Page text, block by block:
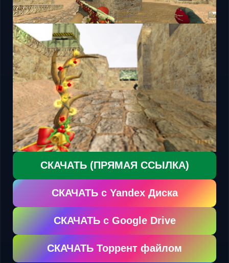
СКАЧАТЬ (ПРЯМАЯ ССЫЛКА)
СКАЧАТЬ с Yandex Диска
СКАЧАТЬ с Google Drive
СКАЧАТЬ Торрент файлом